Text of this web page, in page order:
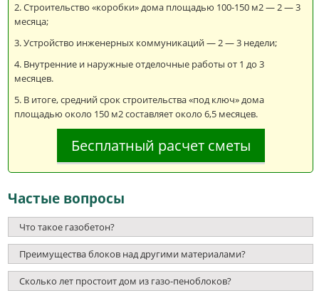
Строительство «коробки» дома площадью 100-150 м2 — 2 — 3
месяца;
Устройство инженерных коммуникаций — 2 — 3 недели;
Внутренние и наружные отделочные работы от 1 до 3
месяцев.
В итоге, средний срок строительства «под ключ» дома
площадью около 150 м2 составляет около 6,5 месяцев.
Бесплатный расчет сметы
Частые вопросы
Что такое газобетон?
Преимущества блоков над другими материалами?
Сколько лет простоит дом из газо-пеноблоков?